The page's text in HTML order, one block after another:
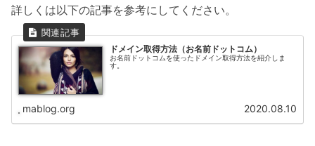
詳しくは以下の記事を参考にしてください。
ドメイン取得方法（お名前ドットコム）
お名前ドットコムを使ったドメイン取得方法を紹介しま
す。
mablog.org 2020.08.10